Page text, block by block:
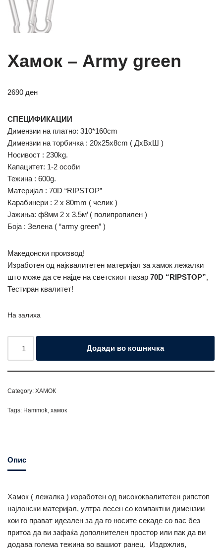
Хамок – Аrmy green
2690 ден
СПЕЦИФИКАЦИИ
Димензии на платно: 310*160cm
Димензии на торбичка : 20х25х8cm ( ДхВхШ )
Носивост : 230kg.
Капацитет: 1-2 особи
Тежина : 600g.
Материјал : 70D “RIPSTOP”
Карабинери : 2 х 80mm ( челик )
Јажиња: ф8мм 2 х 3.5м’ ( полипропилен )
Боја : Зелена ( “army green” )
Македонски производ!
Изработен од најквалитетен материјал за хамок лежалки
што може да се најде на светскиот пазар 70D “RIPSTOP”,
Тестиран квалитет!
На залиха
Додади во кошничка
Category: ХАМОК
Tags: Hammok, хамок
Опис
Хамок ( лежалка ) изработен од висококвалитетен рипстоп
најлонски материјал, ултра лесен со компактни димензии
кои го прават идеален за да го носите секаде со вас без
притоа да ви зафаќа дополнителен простор или пак да ви
додава голема тежина во вашиот ранец. Издржлив,